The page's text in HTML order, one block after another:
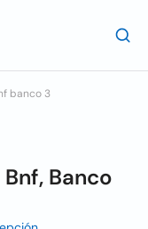
banco 3
Banco